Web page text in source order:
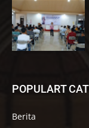
POPULART
Berita